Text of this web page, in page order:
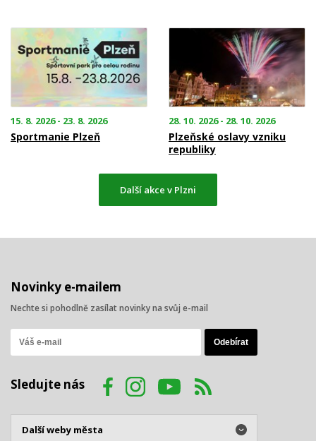
15. 8. 2026 - 23. 8. 2026
Sportmanie Plzeň
28. 10. 2026 - 28. 10. 2026
Plzeňské oslavy vzniku
republiky
Další akce v Plzni
Novinky e-mailem
Nechte si pohodlně zasílat novinky na svůj e-mail
Sledujte nás